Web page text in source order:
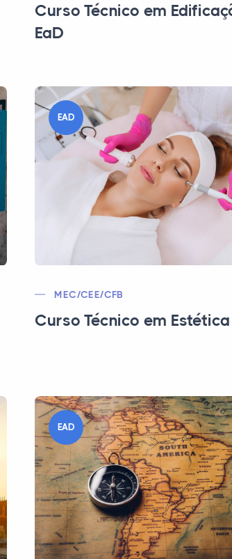
Curso Técnico em
EaD
EAD
MEC/CEE/CFB
Curso Técnico em Estética
EAD